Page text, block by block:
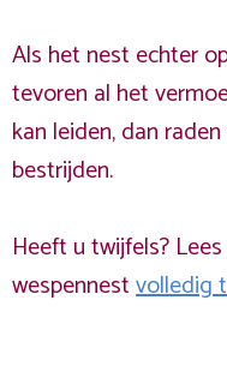
Als het nest echter
tevoren al het
kan leiden, dan
bestrijden.
Heeft u twijfels?
wespennestvolledig